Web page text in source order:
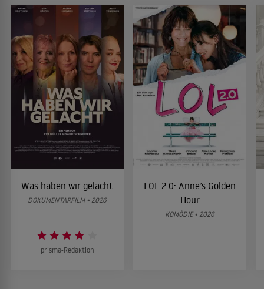
Was haben wir gelacht
DOKUMENTARFILM • 2026
prisma-Redaktion
LOL 2.0: Anne’s Golden
Hour
KOMÖDIE • 2026